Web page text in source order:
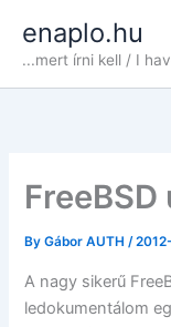
content
enaplo.hu
...mert írni kell / I
ByGábor AUTH/
A nagy sikerű
ledokumentálom